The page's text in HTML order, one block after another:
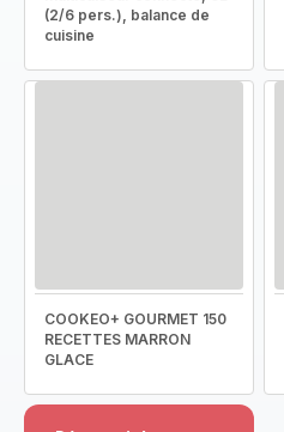
(2/6 pers.), balance de
cuisine
COOKEO+ GOURMET 150
RECETTES MARRON
GLACE